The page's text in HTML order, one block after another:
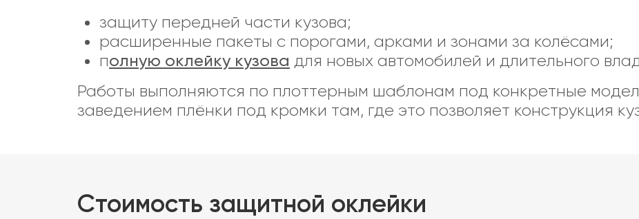
защиту передней части кузова;
расширенные пакеты с порогами, арками и зонами за колёсами;
полную оклейку кузова для новых автомобилей и длительного
Работы выполняются по плоттерным шаблонам под конкретные
заведением плёнки под кромки там, где это позволяет конструкция
Стоимость защитной оклейки